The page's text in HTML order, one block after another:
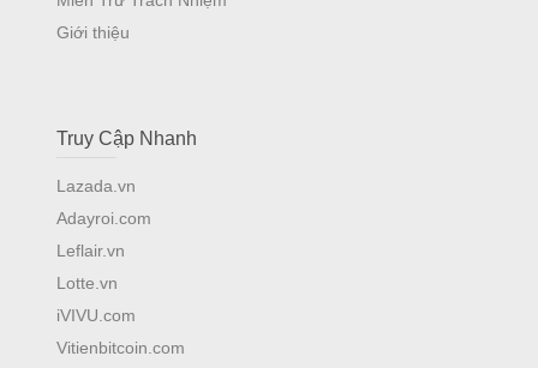
Giới thiệu
Truy Cập Nhanh
Lazada.vn
Adayroi.com
Leflair.vn
Lotte.vn
iVIVU.com
Vitienbitcoin.com